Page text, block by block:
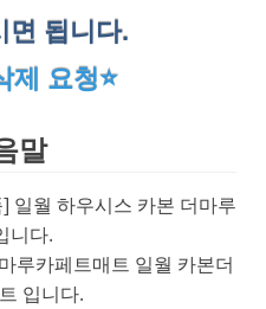
면 됩니다.
제 요청⭐
말
일월 하우시스 카본 더마루
니다.
루카페트매트 일월 카본더
입니다.